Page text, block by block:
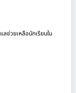
ลช่วยเหลือนักเรียนใน